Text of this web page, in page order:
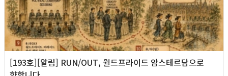
[193호][알림] RUN/OUT, 월드프라이드 암스테르담으로